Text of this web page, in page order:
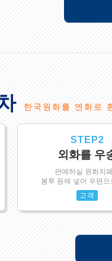
한국원화를 엔화로
STEP2
외화를 우
판매하실 원화지
봉투 등에 넣어 우편으
고객